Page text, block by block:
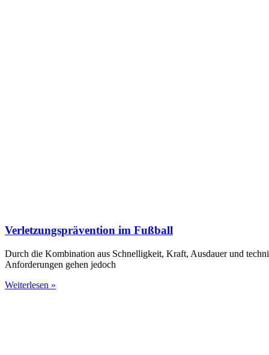
Verletzungsprävention im Fußball
Durch die Kombination aus Schnelligkeit, Kraft, Ausdauer und
Anforderungen gehen jedoch
Weiterlesen »